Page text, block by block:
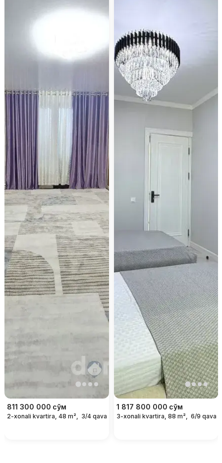
811 300 000 сўм
2-xonali kvartira, 48 m², 3/4 qavat
1 817 800 000 сўм
3-xonali kvartira, 88 m², 6/9 qavat